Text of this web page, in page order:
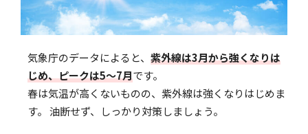
気象庁のデータによると、 紫外線は3月から強くなりは
じめ、ピークは5〜7月です。
春は気温が高くないものの、紫外線は強くなりはじめま
す。 油断せず、しっかり対策しましょう。